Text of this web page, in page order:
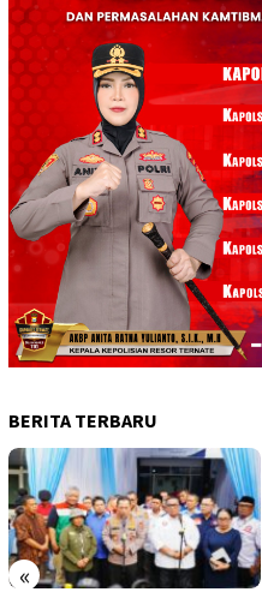
BERITA TERBARU
«